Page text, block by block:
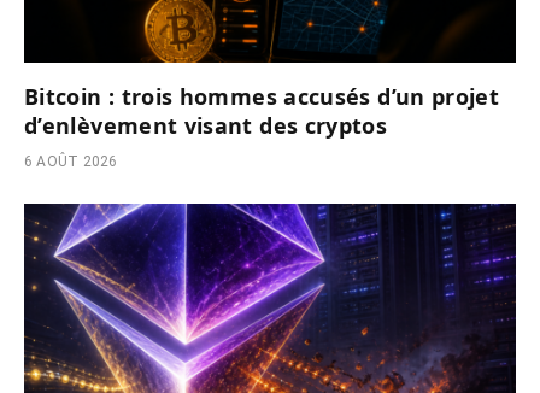
Bitcoin : trois hommes accusés d’un projet
d’enlèvement visant des cryptos
6 AOÛT 2026